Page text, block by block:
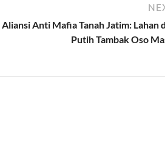
Aliansi Anti Mafia Tanah Jatim: Lahan
Putih Tambak Oso